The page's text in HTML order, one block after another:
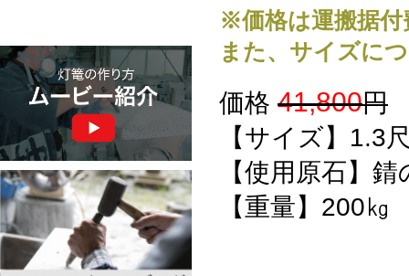
※価格は運搬据付
また、サイズに
価格 41,800円
【サイズ】
【使用原石】錆
【重量】200㎏